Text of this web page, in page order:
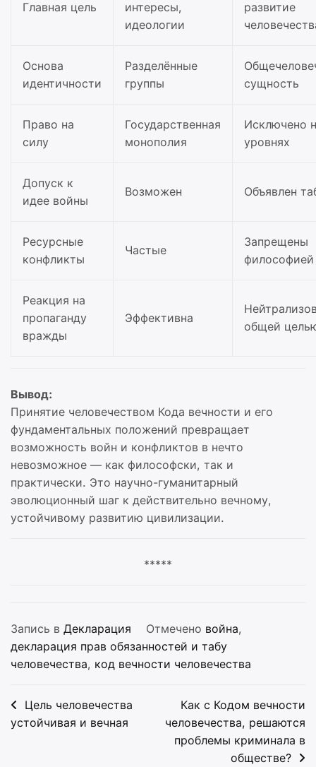
Главная цель
интересы,
идеологии
развитие
Основа
идентичности
Разделённые
группы
сущность
Право на
силу
Государственная
монополия
Исключено
уровнях
Допуск к
идее войны
Возможен Объявлен
Ресурсные
конфликты
Частые
Запрещены
философией
Реакция на
пропаганду
вражды
Эффективна
общей
Вывод:
Принятие человечеством Кода вечности и его
фундаментальных положений превращает
возможность войн и конфликтов в нечто
невозможное — как философски, так и
практически. Это научно-гуманитарный
эволюционный шаг к действительно вечному,
устойчивому развитию цивилизации.
*****
Запись в Декларация Отмечено война,
декларация прав обязанностей и табу
человечества, код вечности человечества
Навигация
по
Цель человечества
устойчивая и вечная
Как с Кодом вечности
человечества, решаются
проблемы криминала в
обществе?